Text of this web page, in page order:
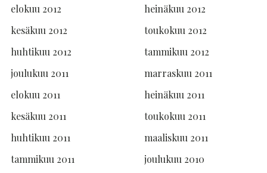
elokuu 2012
heinäkuu 2012
kesäkuu 2012
toukokuu 2012
huhtikuu 2012
tammikuu 2012
joulukuu 2011
marraskuu 2011
elokuu 2011
heinäkuu 2011
kesäkuu 2011
toukokuu 2011
huhtikuu 2011
maaliskuu 2011
tammikuu 2011
joulukuu 2010